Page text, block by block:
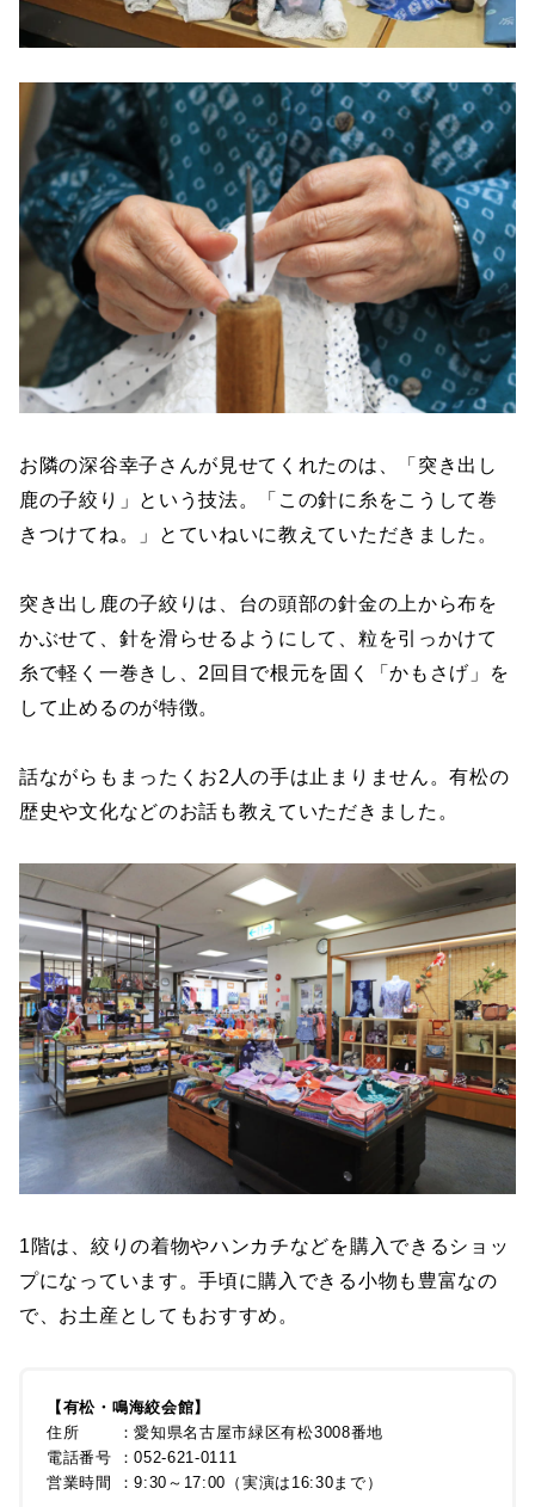
お隣の深谷幸子さんが見せてくれたのは、「突き出し
鹿の子絞り」という技法。「この針に糸をこうして巻
きつけてね。」とていねいに教えていただきました。
突き出し鹿の子絞りは、台の頭部の針金の上から布を
かぶせて、針を滑らせるようにして、粒を引っかけて
糸で軽く一巻きし、2回目で根元を固く「かもさげ」を
して止めるのが特徴。
話ながらもまったくお2人の手は止まりません。有松の
歴史や文化などのお話も教えていただきました。
1階は、絞りの着物やハンカチなどを購入できるショッ
プになっています。手頃に購入できる小物も豊富なの
で、お土産としてもおすすめ。
【有松・鳴海絞会館】
住所 ：愛知県名古屋市緑区有松3008番地
電話番号 ：052-621-0111
営業時間 ：9:30～17:00（実演は16:30まで）